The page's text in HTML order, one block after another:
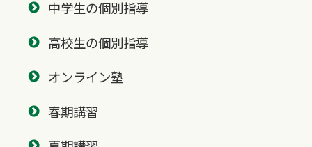
中学生の個別指導
高校生の個別指導
オンライン塾
春期講習